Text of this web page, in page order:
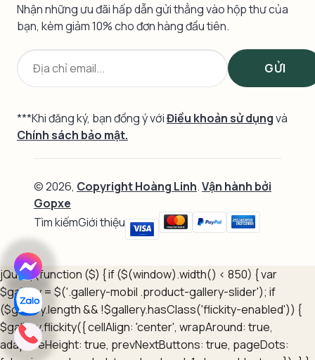
Nhận những ưu đãi hấp dẫn gửi thẳng vào hộp thư của
bạn, kèm giảm 10% cho đơn hàng đầu tiên.
***Khi đăng ký, bạn đồng ý vớiĐiều khoản sử dụngvà
Chính sách bảo mật.
© 2026, Copyright Hoàng Linh.Vận hành bởi
Gopxe
Tìm kiếmGiới thiệu
jQuery(function ($) { if ($(window).width() < 850) { var
$gallery = $('.gallery-mobil .product-gallery-slider'); if
($gallery.length && !$gallery.hasClass('flickity-enabled')) {
$gallery.flickity({ cellAlign: 'center', wrapAround: true,
adaptiveHeight: true, prevNextButtons: true, pageDots: